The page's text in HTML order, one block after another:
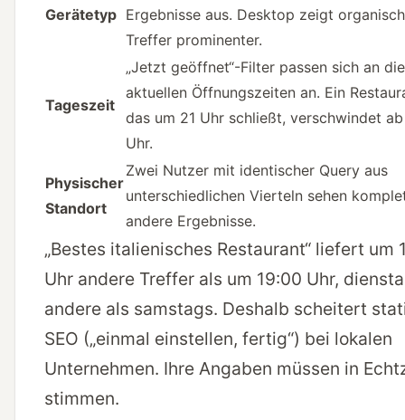
Gerätetyp Ergebnisse aus. Desktop zeigt
Treffer prominenter.
Tageszeit
„Jetzt geöffnet“-Filter passen sich an die
aktuellen Öffnungszeiten an. Ein
das um 21 Uhr schließt, verschwindet ab
Uhr.
Physischer
Standort
Zwei Nutzer mit identischer Query aus
unterschiedlichen Vierteln sehen
andere Ergebnisse.
„Bestes italienisches Restaurant“ liefert um
Uhr andere Treffer als um 19:00 Uhr,
andere als samstags. Deshalb scheitert
SEO („einmal einstellen, fertig“) bei lokalen
Unternehmen. Ihre Angaben müssen in
stimmen.